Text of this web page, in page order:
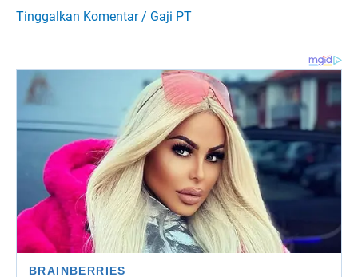
Tinggalkan Komentar / Gaji PT